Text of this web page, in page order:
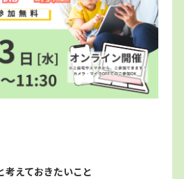
えておきたいこと